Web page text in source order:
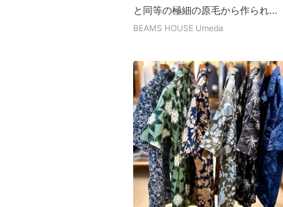
と同等の極細の原毛から作られ...
BEAMS HOUSE Umeda